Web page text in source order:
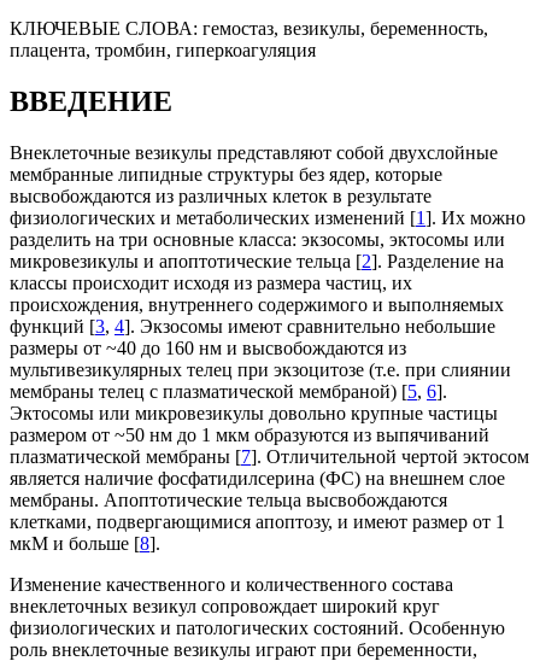
КЛЮЧЕВЫЕ СЛОВА: гемостаз, везикулы, беременность,
плацента, тромбин, гиперкоагуляция
ВВЕДЕНИЕ
Внеклеточные везикулы представляют собой двухслойные
мембранные липидные структуры без ядер, которые
высвобождаются из различных клеток в результате
физиологических и метаболических изменений [1]. Их можно
разделить на три основные класса: экзосомы, эктосомы или
микровезикулы и апоптотические тельца [2]. Разделение на
классы происходит исходя из размера частиц, их
происхождения, внутреннего содержимого и выполняемых
функций [3, 4]. Экзосомы имеют сравнительно небольшие
размеры от ~40 до 160 нм и высвобождаются из
мультивезикулярных телец при экзоцитозе (т.е. при слиянии
мембраны телец с плазматической мембраной) [5, 6].
Эктосомы или микровезикулы довольно крупные частицы
размером от ~50 нм до 1 мкм образуются из выпячиваний
плазматической мембраны [7]. Отличительной чертой эктосом
является наличие фосфатидилсерина (ФС) на внешнем слое
мембраны. Апоптотические тельца высвобождаются
клетками, подвергающимися апоптозу, и имеют размер от 1
мкМ и больше [8].
Изменение качественного и количественного состава
внеклеточных везикул сопровождает широкий круг
физиологических и патологических состояний. Особенную
роль внеклеточные везикулы играют при беременности,